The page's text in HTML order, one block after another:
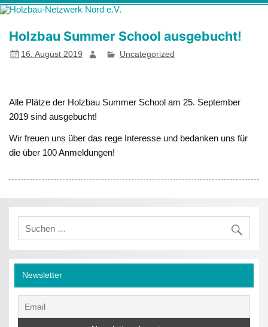
Zum
Inhalt
Holzbau-
Netzwerk Nord
e.V.
Förderung von Bildung im Themenfeld "Holz als klimafreundlicher
Holzbau Summer School ausgebucht!
16. August 2019 Uncategorized
Alle Plätze der Holzbau Summer School am 25. September
2019 sind ausgebucht!
Wir freuen uns über das rege Interesse und bedanken uns für
die über 100 Anmeldungen!
Newsletter